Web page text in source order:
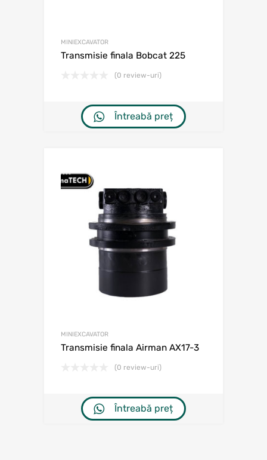
MINIEXCAVATOR
Transmisie finala Bobcat 225
(0 review-uri)
Întreabă preț
MINIEXCAVATOR
Transmisie finala Airman AX17-3
(0 review-uri)
Întreabă preț